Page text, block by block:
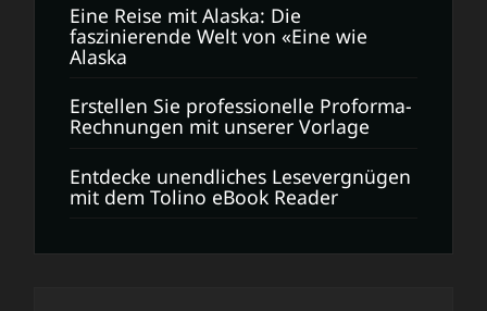
Eine Reise mit Alaska: Die
faszinierende Welt von «Eine wie
Alaska
Erstellen Sie professionelle Proforma-
Rechnungen mit unserer Vorlage
Entdecke unendliches Lesevergnügen
mit dem Tolino eBook Reader